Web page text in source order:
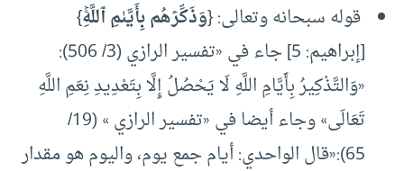
قوله سبحانه وتعالى: {وَذَكِّرۡهُم ‌بِأَيَّىٰمِ ‌ٱللَّهِۚ}
[إبراهيم: 5] جاء في «تفسير الرازي (3/ 506):
«وَالتَّذْكِيرُ بِأَيَّامِ اللَّهِ لَا يَحْصُلُ إِلَّا بِتَعْدِيدِ نِعَمِ اللَّهِ
تَعَالَى» وجاء أيضا في «تفسير الرازي » (19/
65):«قال الواحدي: أيام جمع يوم، واليوم هو مقدار